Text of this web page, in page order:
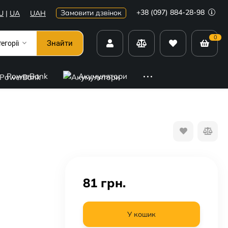
| UA UAH Замовити дзвінок +38 (097) 884-28-98
Знайти
0
PowerBank Акумулятори
81 грн.
У кошик